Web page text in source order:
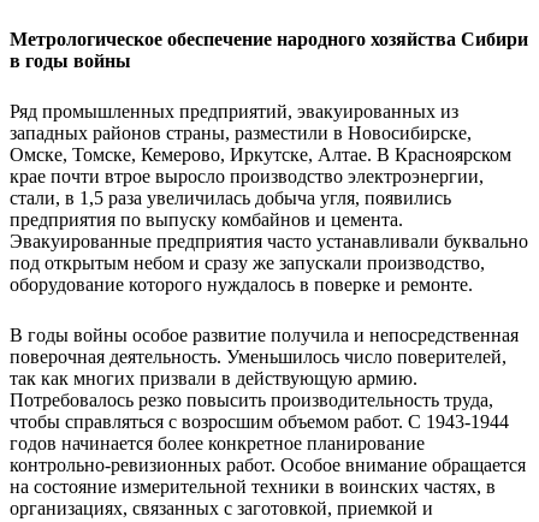
Метрологическое обеспечение народного хозяйства Сибири
в годы войны
Ряд промышленных предприятий, эвакуированных из
западных районов страны, разместили в Новосибирске,
Омске, Томске, Кемерово, Иркутске, Алтае. В Красноярском
крае почти втрое выросло производство электроэнергии,
стали, в 1,5 раза увеличилась добыча угля, появились
предприятия по выпуску комбайнов и цемента.
Эвакуированные предприятия часто устанавливали буквально
под открытым небом и сразу же запускали производство,
оборудование которого нуждалось в поверке и ремонте.
В годы войны особое развитие получила и непосредственная
поверочная деятельность. Уменьшилось число поверителей,
так как многих призвали в действующую армию.
Потребовалось резко повысить производительность труда,
чтобы справляться с возросшим объемом работ. С 1943-1944
годов начинается более конкретное планирование
контрольно-ревизионных работ. Особое внимание обращается
на состояние измерительной техники в воинских частях, в
организациях, связанных с заготовкой, приемкой и